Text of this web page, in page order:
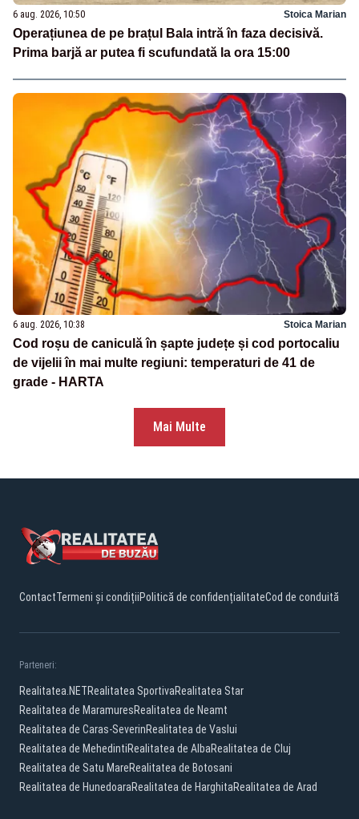
6 aug. 2026, 10:50 Stoica Marian
Operațiunea de pe brațul Bala intră în faza decisivă.
Prima barjă ar putea fi scufundată la ora 15:00
6 aug. 2026, 10:38 Stoica Marian
Cod roșu de caniculă în șapte județe și cod portocaliu
de vijelii în mai multe regiuni: temperaturi de 41 de
grade - HARTA
Mai Multe
ContactTermeni și condițiiPolitică de confidențialitateCod de conduită
Parteneri:
Realitatea.NETRealitatea SportivaRealitatea Star
Realitatea de MaramuresRealitatea de Neamt
Realitatea de Caras-SeverinRealitatea de Vaslui
Realitatea de MehedintiRealitatea de AlbaRealitatea de Cluj
Realitatea de Satu MareRealitatea de Botosani
Realitatea de HunedoaraRealitatea de HarghitaRealitatea de Arad